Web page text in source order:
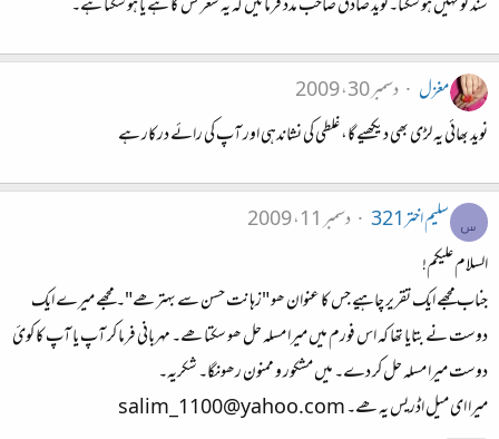
سند تو نہیں ہو سکتا۔نوید صادق صاحب مدد فرمائیں کہ یہ شعر کس کا ہے یا ہو سکتا ہے۔
مغزل
دسمبر 30، 2009
نوید بھائی یہ لڑی بھی دیکھیے گا، غلطی کی نشاندہی اور آپ کی رائے درکار ہے
س سلیم اختر321
دسمبر 11، 2009
السلام علیکم!
جناب مجھے ایک تقریر چاہیے جس کا عنوان ھو "زہانت حسن سے بہتر ھے"۔ مجھے میرے ایک
دوست نے بتایا تھا کہ اس فورم میں میرا مسلہ حل ھو سکتا ھے۔ مہربانی فرما کر آپ یا آپ کا کوئ
دوست میرا مسلہ حل کر دے۔ میں مشکور و ممنون رھونگا۔ شکریہ۔
میرا ای میل اڈریس یہ ھے۔ salim_1100@yahoo.com